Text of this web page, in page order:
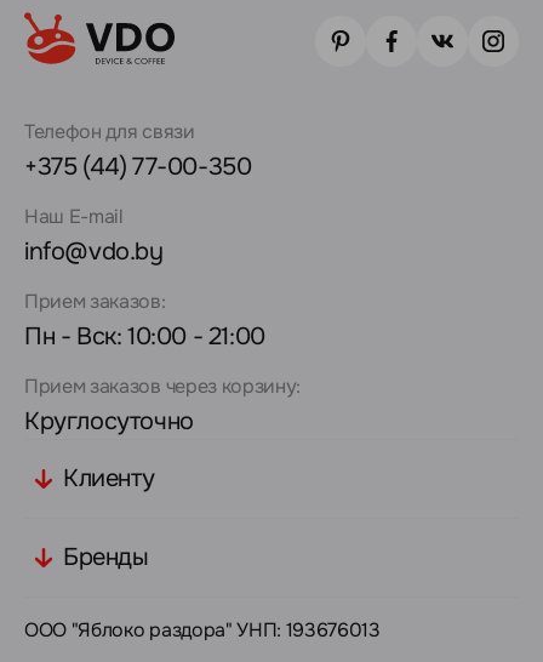
Телефон для связи
+375 (44) 77-00-350
Наш E-mail
info@vdo.by
Прием заказов:
Пн - Вск: 10:00 - 21:00
Прием заказов через корзину:
Круглосуточно
Клиенту
Бренды
ООО "Яблоко раздора" УНП: 193676013